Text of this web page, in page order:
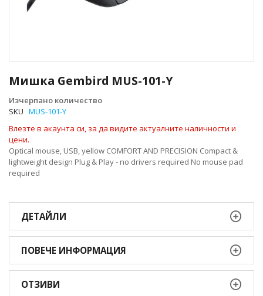
Мишка Gembird MUS-101-Y
Изчерпано количество
SKU MUS-101-Y
Влезте в акаунта си, за да видите актуалните наличности и
цени.
Optical mouse, USB, yellow COMFORT AND PRECISION Compact &
lightweight design Plug & Play - no drivers required No mouse pad
required
към
началото
на
галерия
снимки
ДЕТАЙЛИ
ПОВЕЧЕ ИНФОРМАЦИЯ
ОТЗИВИ